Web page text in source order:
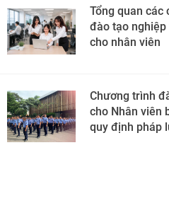
Tổng quan các
đào tạo nghiệp
cho nhân viên
Chương trình
cho Nhân viên
quy định pháp